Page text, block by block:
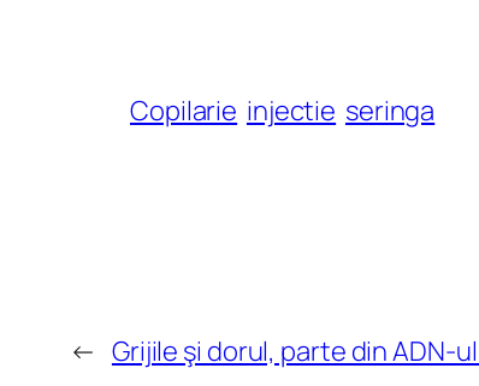
Copilarie injectie seringa
← Grijile şi dorul, parte din ADN-